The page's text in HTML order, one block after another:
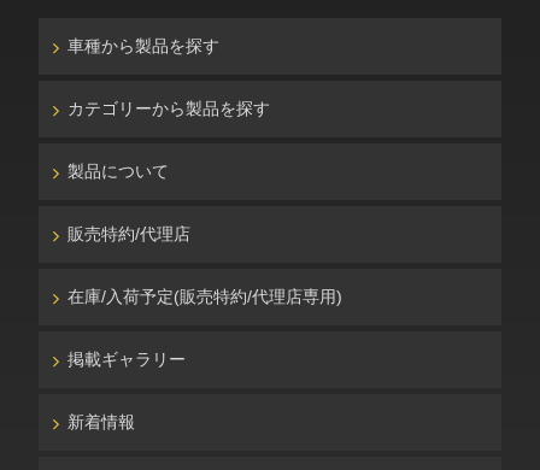
車種から製品を探す
カテゴリーから製品を探す
製品について
販売特約/代理店
在庫/入荷予定(販売特約/代理店専用)
掲載ギャラリー
新着情報